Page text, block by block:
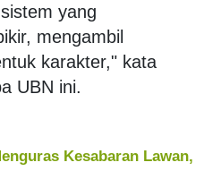
yang
mengambil
karakter," kata
UBN ini.
Kesabaran Lawan,